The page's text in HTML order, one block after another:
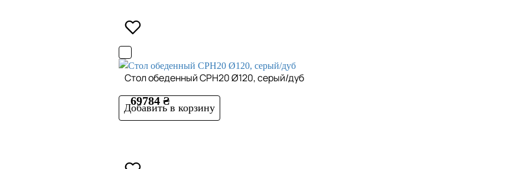
Стол обеденный CPH20 Ø120, серый/дуб
69784 ₴
Добавить в корзину